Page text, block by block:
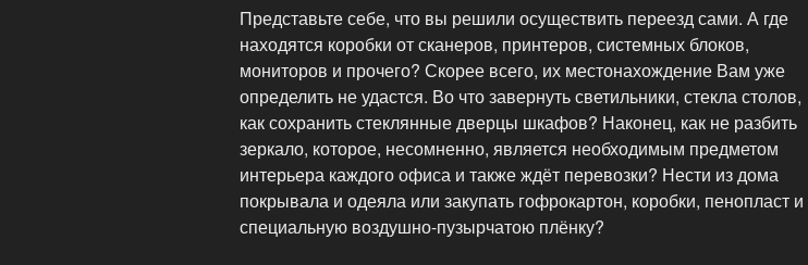
Представьте себе, что вы решили осуществить переезд сами. А где
находятся коробки от сканеров, принтеров, системных блоков,
мониторов и прочего? Скорее всего, их местонахождение Вам уже
определить не удастся. Во что завернуть светильники, стекла столов,
как сохранить стеклянные дверцы шкафов? Наконец, как не разбить
зеркало, которое, несомненно, является необходимым предметом
интерьера каждого офиса и также ждёт перевозки? Нести из дома
покрывала и одеяла или закупать гофрокартон, коробки, пенопласт и
специальную воздушно-пузырчатою плёнку?